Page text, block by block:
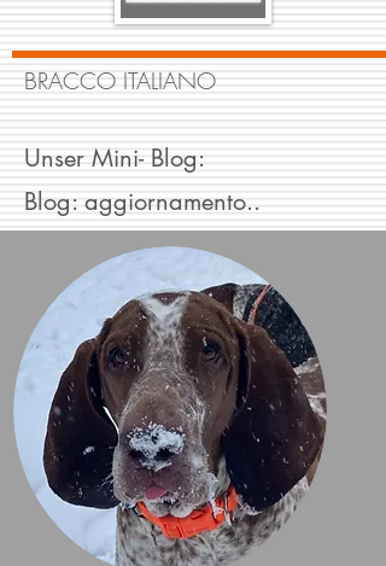
BRACCO ITALIANO
Unser Mini- Blog:
Blog: aggiornamento..